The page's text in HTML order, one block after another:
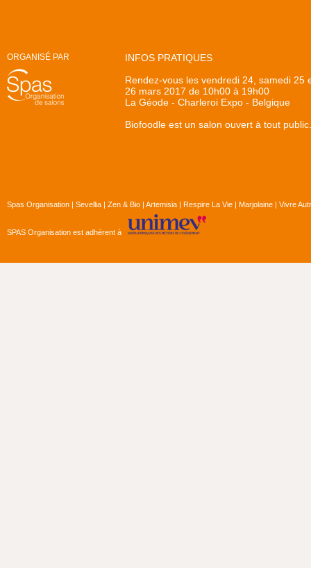
ORGANISÉ PAR
INFOS PRATIQUES
Rendez-vous les vendredi 24, samedi 25
26 mars 2017 de 10h00 à 19h00
La Géode - Charleroi Expo - Belgique
Biofoodle est un salon ouvert à tout public.
Spas Organisation | Sevellia | Zen & Bio | Artemisia | Respire La Vie | Marjolaine | Vivre
SPAS Organisation est adhérent à